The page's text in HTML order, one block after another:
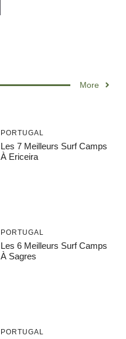
More
PORTUGAL
Les 7 Meilleurs Surf Camps
À Ericeira
PORTUGAL
Les 6 Meilleurs Surf Camps
À Sagres
PORTUGAL